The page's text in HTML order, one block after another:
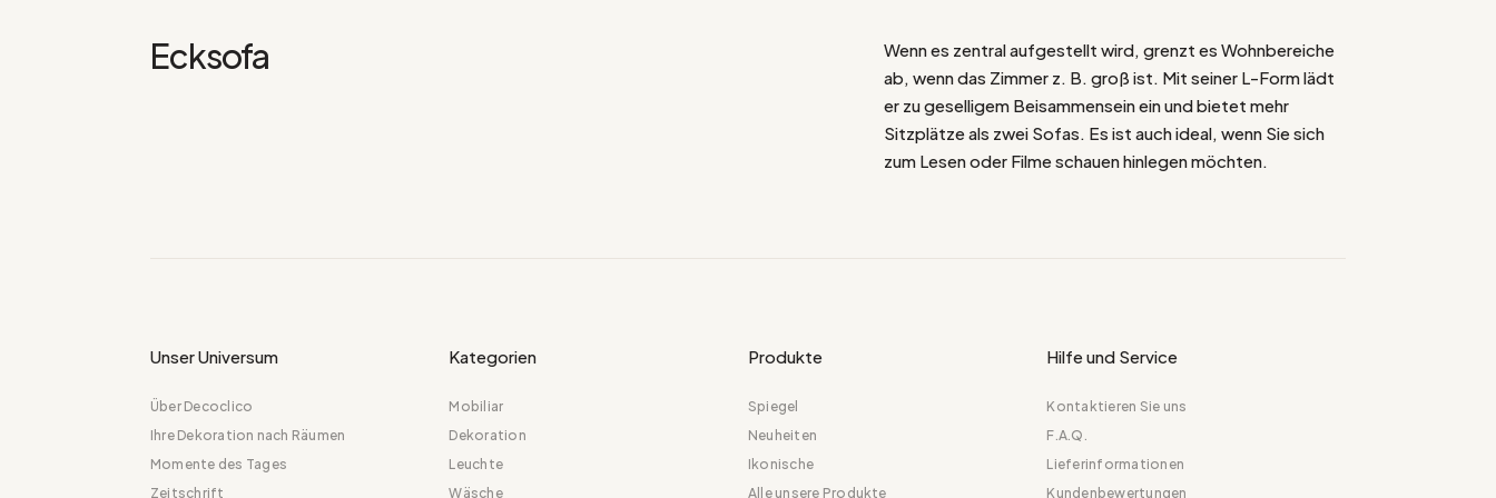
Ecksofa
Wenn es zentral aufgestellt wird, grenzt es Wohnbereiche
ab, wenn das Zimmer z. B. groß ist. Mit seiner L-Form lädt
er zu geselligem Beisammensein ein und bietet mehr
Sitzplätze als zwei Sofas. Es ist auch ideal, wenn Sie sich
zum Lesen oder Filme schauen hinlegen möchten.
Unser Universum
Über Decoclico
Ihre Dekoration nach Räumen
Momente des Tages
Zeitschrift
Kategorien
Mobiliar
Dekoration
Leuchte
Wäsche
Produkte
Spiegel
Neuheiten
Ikonische
Alle unsere Produkte
Hilfe und Service
Kontaktieren Sie uns
F.A.Q.
Lieferinformationen
Kundenbewertungen